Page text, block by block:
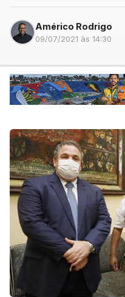
Américo Rodrigo
09/07/2021 às 14:30